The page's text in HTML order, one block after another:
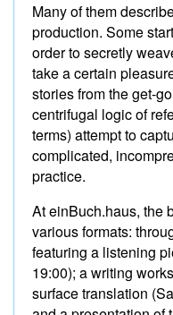
Many of them
production. Some
order to secretly
take a certain
stories from the get-
centrifugal logic of
terms) attempt to
complicated,
practice.
At einBuch.haus, the
various formats:
featuring a listening
19:00); a writing
surface translation